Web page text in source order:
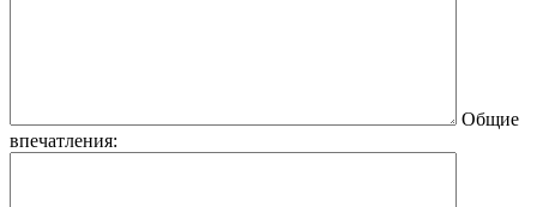
Общие
впечатления: